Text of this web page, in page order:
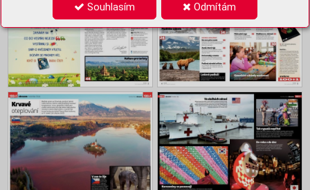
Souhlasím Odmítám